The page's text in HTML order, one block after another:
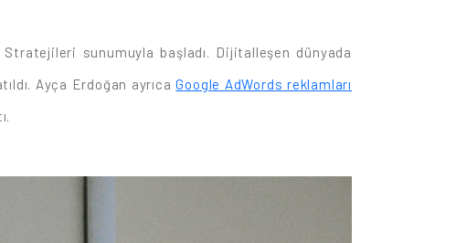
sunumuyla başladı. Dijitalleşen dünyada
Ayça Erdoğan ayrıcaGoogle AdWords reklamları